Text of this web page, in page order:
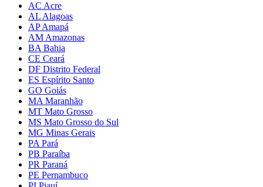
AC Acre
AL Alagoas
AP Amapá
AM Amazonas
BA Bahia
CE Ceará
DF Distrito Federal
ES Espírito Santo
GO Goiás
MA Maranhão
MT Mato Grosso
MS Mato Grosso do Sul
MG Minas Gerais
PA Pará
PB Paraíba
PR Paraná
PE Pernambuco